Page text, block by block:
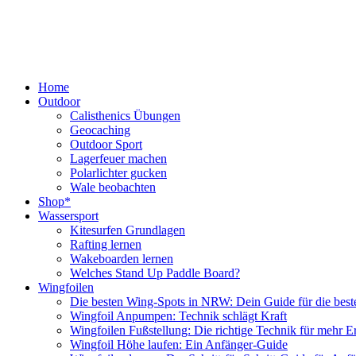
Home
Outdoor
Calisthenics Übungen
Geocaching
Outdoor Sport
Lagerfeuer machen
Polarlichter gucken
Wale beobachten
Shop*
Wassersport
Kitesurfen Grundlagen
Rafting lernen
Wakeboarden lernen
Welches Stand Up Paddle Board?
Wingfoilen
Die besten Wing-Spots in NRW: Dein Guide für die
Wingfoil Anpumpen: Technik schlägt Kraft
Wingfoilen Fußstellung: Die richtige Technik für mehr
Wingfoil Höhe laufen: Ein Anfänger-Guide